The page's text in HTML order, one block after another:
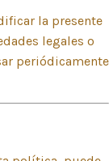
la presente
legales o
periódicamente